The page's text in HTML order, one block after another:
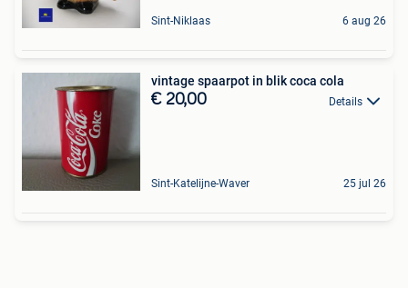
Sint-Niklaas 6 aug 26
vintage spaarpot in blik coca cola
€ 20,00 Details
Sint-Katelijne-Waver 25 jul 26